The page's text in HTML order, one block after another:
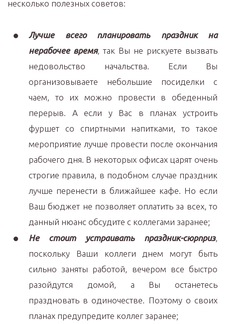
несколько полезных советов:
Лучше всего планировать праздник на
нерабочее время, так Вы не рискуете вызвать
недовольство начальства. Если Вы
организовываете небольшие посиделки с
чаем, то их можно провести в обеденный
перерыв. А если у Вас в планах устроить
фуршет со спиртными напитками, то такое
мероприятие лучше провести после окончания
рабочего дня. В некоторых офисах царят очень
строгие правила, в подобном случае праздник
лучше перенести в ближайшее кафе. Но если
Ваш бюджет не позволяет оплатить за всех, то
данный нюанс обсудите с коллегами заранее;
Не стоит устраивать праздник-сюрприз,
поскольку Ваши коллеги днем могут быть
сильно заняты работой, вечером все быстро
разойдутся домой, а Вы останетесь
праздновать в одиночестве. Поэтому о своих
планах предупредите коллег заранее;